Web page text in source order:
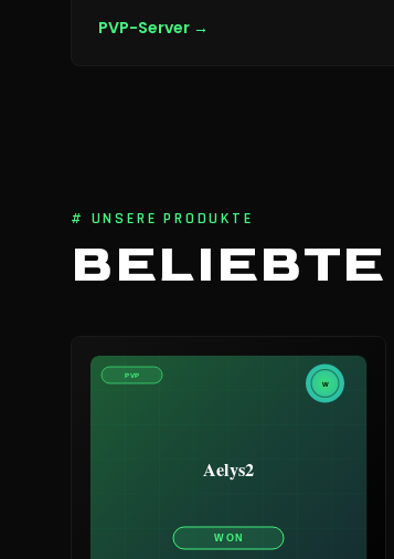
PVP-Server →
# UNSERE PRODUKTE